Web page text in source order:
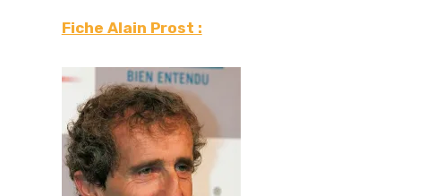
Fiche Alain Prost :